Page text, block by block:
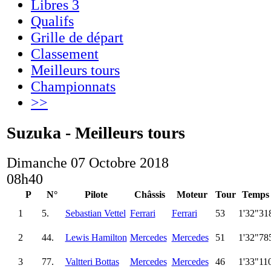
Libres 3
Qualifs
Grille de départ
Classement
Meilleurs tours
Championnats
>>
Suzuka - Meilleurs tours
Dimanche 07 Octobre 2018
08h40
P N° Pilote Châssis Moteur Tour
Temps
1
5. Sebastian Vettel Ferrari Ferrari 53
2 44. Lewis Hamilton Mercedes Mercedes 51
3 77. Valtteri Bottas Mercedes Mercedes 46